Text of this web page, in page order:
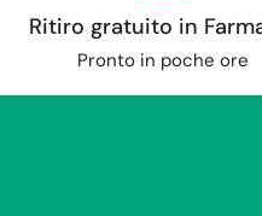
Ritiro gratuito in
Pronto in poche ore